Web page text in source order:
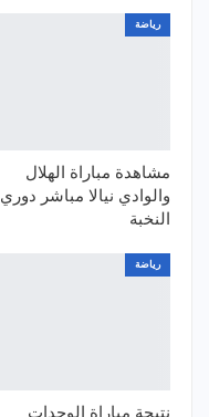
رياضة
مشاهدة مباراة الهلال
والوادي نيالا مباشر دوري
النخبة
رياضة
نتيجة مباراة الوحدات